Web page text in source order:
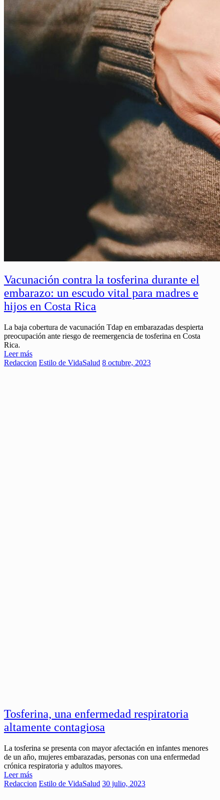
Vacunación contra la tosferina durante el
embarazo: un escudo vital para madres e
hijos en Costa Rica
La baja cobertura de vacunación Tdap en embarazadas despierta
preocupación ante riesgo de reemergencia de tosferina en Costa
Rica.
Leer más
Redaccion Estilo de VidaSalud 8 octubre, 2023
Tosferina, una enfermedad respiratoria
altamente contagiosa
La tosferina se presenta con mayor afectación en infantes menores
de un año, mujeres embarazadas, personas con una enfermedad
crónica respiratoria y adultos mayores.
Leer más
Redaccion Estilo de VidaSalud 30 julio, 2023